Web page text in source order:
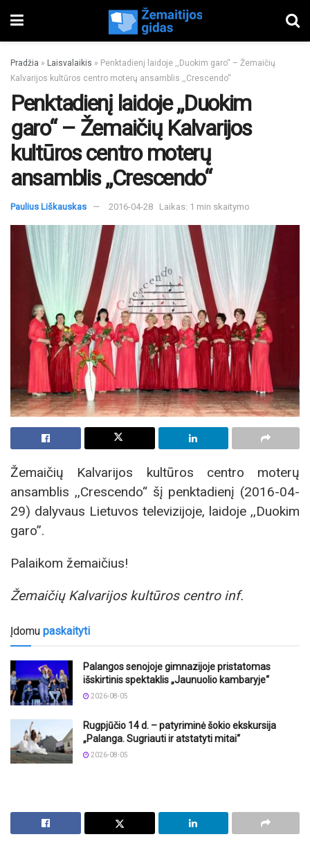
Pradžia » Laisvalaikis » Penktadienį laidoje ,,Duokim garo“ – Žemaičių
Kalvarijos kultūros centro moterų ansamblis ,,Crescendo“
Penktadienį laidoje ,,Duokim
garo“ – Žemaičių Kalvarijos
kultūros centro moterų
ansamblis ,,Crescendo“
Paulius Liškauskas 2016-04-28 Laikas: 1 min skaitymo
Žemaičių Kalvarijos kultūros centro moterų
ansamblis ,,Crescendo“ šį penktadienį (2016-04-
29) dalyvaus Lietuvos televizijoje, laidoje ,,Duokim
garo”.
Palaikom žemaičius!
Žemaičių Kalvarijos kultūros centro inf.
Įdomu paskaityti
Palangos senojoje gimnazijoje pristatomas
išskirtinis spektaklis „Jaunuolio kambaryje“
2026-08-05
Rugpjūčio 14 d. – patyriminė šokio ekskursija
„Palanga. Sugriauti ir atstatyti mitai“
2026-08-05